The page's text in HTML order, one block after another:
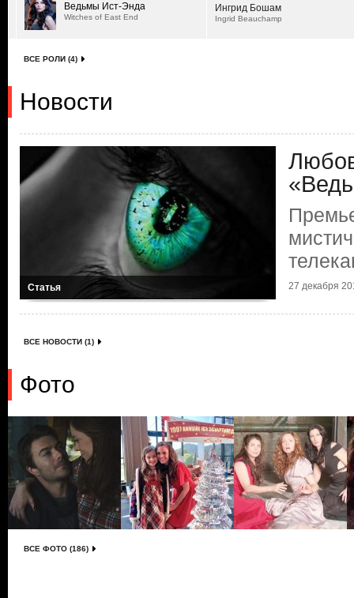
Ведьмы Ист-Энда
Witches of East End
Ингрид Бошам
Ingrid Beauchamp
ВСЕ РОЛИ (4)
Новости
Статья 27 декабря
ВСЕ НОВОСТИ (1)
Фото
ВСЕ ФОТО (186)